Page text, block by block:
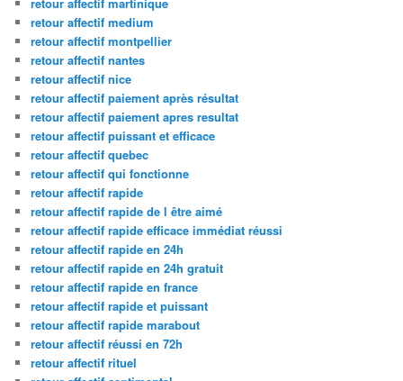
retour affectif martinique
retour affectif medium
retour affectif montpellier
retour affectif nantes
retour affectif nice
retour affectif paiement après résultat
retour affectif paiement apres resultat
retour affectif puissant et efficace
retour affectif quebec
retour affectif qui fonctionne
retour affectif rapide
retour affectif rapide de l être aimé
retour affectif rapide efficace immédiat réussi
retour affectif rapide en 24h
retour affectif rapide en 24h gratuit
retour affectif rapide en france
retour affectif rapide et puissant
retour affectif rapide marabout
retour affectif réussi en 72h
retour affectif rituel